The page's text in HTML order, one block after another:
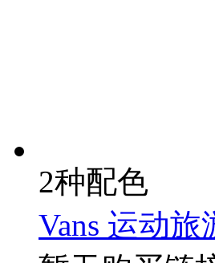
2种配色
Vans 运动